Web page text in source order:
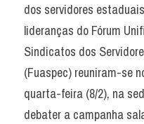
dos servidores
lideranças do Fórum
Sindicatos dos
(Fuaspec) reuniram-se
quarta-feira (8/2), na
debater a campanha